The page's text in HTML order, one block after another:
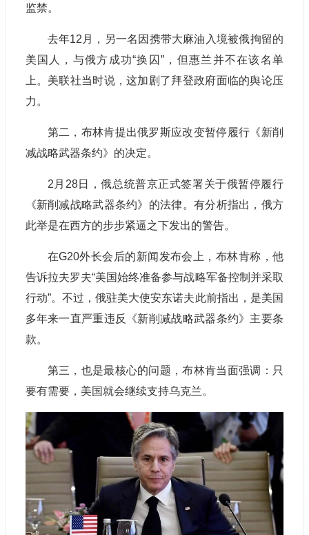
监禁。
去年12月，另一名因携带大麻油入境被俄拘留的
美国人，与俄方成功“换囚”，但惠兰并不在该名单
上。美联社当时说，这加剧了拜登政府面临的舆论压
力。
第二，布林肯提出俄罗斯应改变暂停履行《新削
减战略武器条约》的决定。
2月28日，俄总统普京正式签署关于俄暂停履行
《新削减战略武器条约》的法律。有分析指出，俄方
此举是在西方的步步紧逼之下发出的警告。
在G20外长会后的新闻发布会上，布林肯称，他
告诉拉夫罗夫“美国始终准备参与战略军备控制并采取
行动”。不过，俄驻美大使安东诺夫此前指出，是美国
多年来一直严重违反《新削减战略武器条约》主要条
款。
第三，也是最核心的问题，布林肯当面强调：只
要有需要，美国就会继续支持乌克兰。